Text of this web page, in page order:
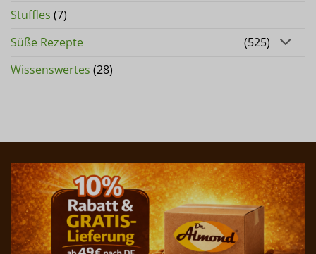
Stuffles (7)
Süße Rezepte
(525)
Wissenswertes (28)